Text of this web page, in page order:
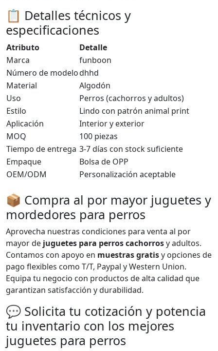
📋 Detalles técnicos y
especificaciones
Atributo
Detalle
Marca
funboon
Número de modelodhhd
Material
Algodón
Uso
Perros (cachorros y adultos)
Estilo
Lindo con patrón animal print
Aplicación
Interior y exterior
MOQ
100 piezas
Tiempo de entrega 3-7 días con stock suficiente
Empaque
Bolsa de OPP
OEM/ODM
Personalización aceptable
📦 Compra al por mayor juguetes y
mordedores para perros
Aprovecha nuestras condiciones para venta al por
mayor de juguetes para perros cachorrosy adultos.
Contamos con apoyo en muestras gratisy opciones de
pago flexibles como T/T, Paypal y Western Union.
Equipa tu negocio con productos de alta calidad que
garantizan satisfacción y durabilidad.
💬 Solicita tu cotización y potencia
tu inventario con los mejores
juguetes para perros